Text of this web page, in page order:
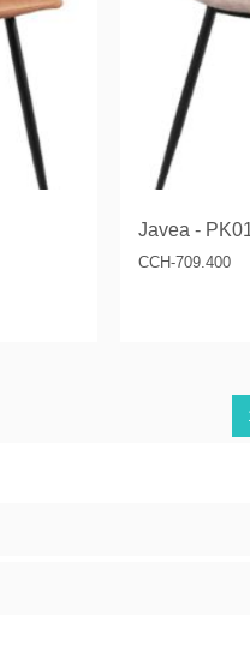
Javea -
CCH-709.400